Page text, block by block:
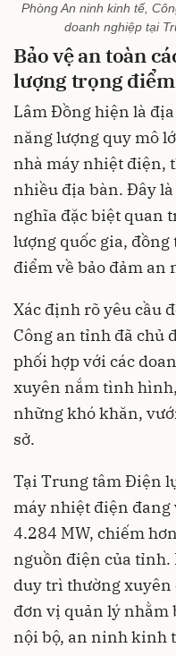
Phòng An ninh kinh tế,
doanh nghiệp tại
Bảo vệ an toàn
lượng trọng điểm
Lâm Đồng hiện là
năng lượng quy mô
nhà máy nhiệt điện,
nhiều địa bàn. Đây
nghĩa đặc biệt quan
lượng quốc gia,
điểm về bảo đảm an
Xác định rõ yêu cầu
Công an tỉnh đã chủ
phối hợp với các
xuyên nắm tình
những khó khăn,
sở.
Tại Trung tâm Điện
máy nhiệt điện đang
4.284 MW, chiếm
nguồn điện của
duy trì thường xuyên
đơn vị quản lý
nội bộ, an ninh kinh